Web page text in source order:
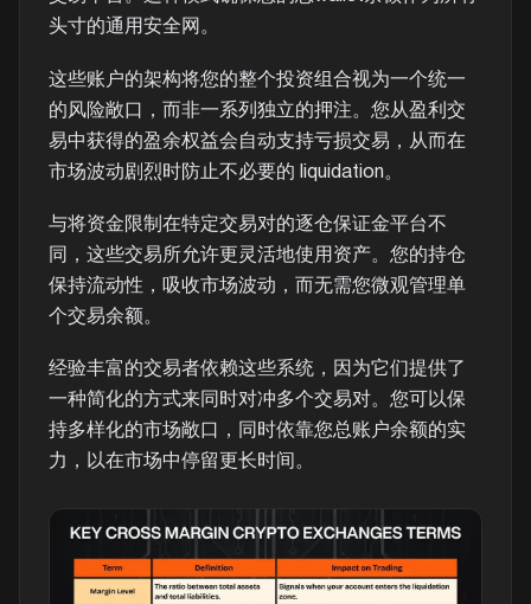
头寸的通用安全网。
这些账户的架构将您的整个投资组合视为一个统一
的风险敞口，而非一系列独立的押注。您从盈利交
易中获得的盈余权益会自动支持亏损交易，从而在
市场波动剧烈时防止不必要的 liquidation。
与将资金限制在特定交易对的逐仓保证金平台不
同，这些交易所允许更灵活地使用资产。您的持仓
保持流动性，吸收市场波动，而无需您微观管理单
个交易余额。
经验丰富的交易者依赖这些系统，因为它们提供了
一种简化的方式来同时对冲多个交易对。您可以保
持多样化的市场敞口，同时依靠您总账户余额的实
力，以在市场中停留更长时间。